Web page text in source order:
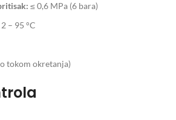
≤ 0,6 MPa (6 bara)
2 – 95 °C
tokom okretanja)